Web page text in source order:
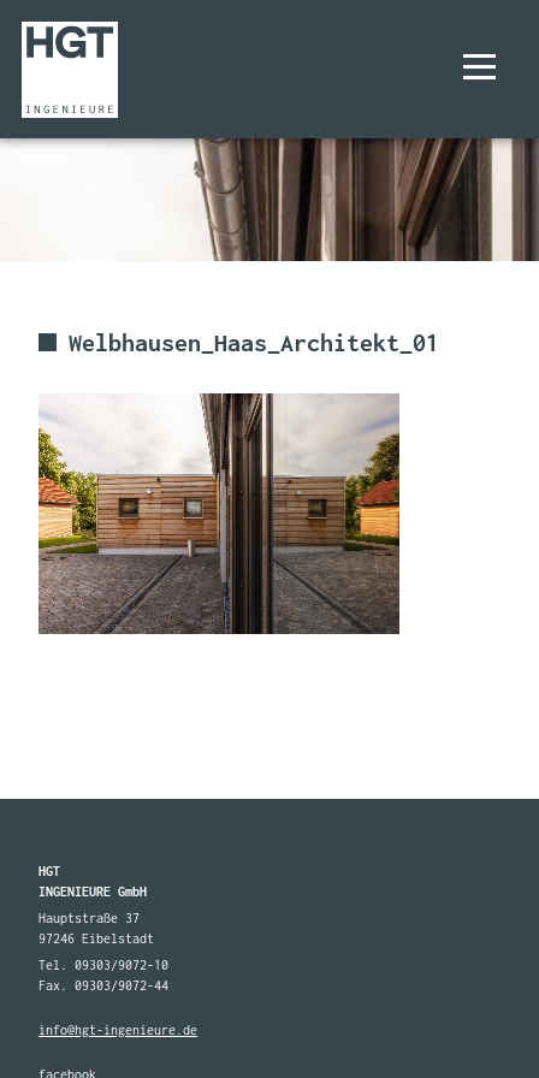
LEISTUNGEN
KONTAKT
Welbhausen_Haas_Architekt_01
HGT
INGENIEURE GmbH
Hauptstraße 37
97246 Eibelstadt
Tel. 09303/9072-10
Fax. 09303/9072-44
info@hgt-ingenieure.de
facebook